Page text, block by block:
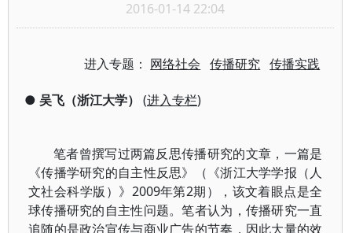
2016-01-14 22:04
进入专题： 网络社会 传播研究 传播实践
● 吴飞（浙江大学） (进入专栏)
笔者曾撰写过两篇反思传播研究的文章，一篇是
《传播学研究的自主性反思》（《浙江大学学报（人
文社会科学版）》2009年第2期），该文着眼点是全
球传播研究的自主性问题。笔者认为，传播研究一直
追随的是政治宣传与商业广告的节奏，因此大量的效